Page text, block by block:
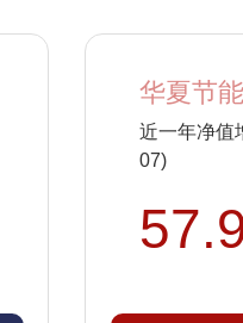
华夏节
近一年净值
07)